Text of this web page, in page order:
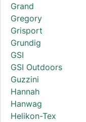
Grand
Gregory
Grisport
Grundig
GSI
GSI Outdoors
Guzzini
Hannah
Hanwag
Helikon-Tex